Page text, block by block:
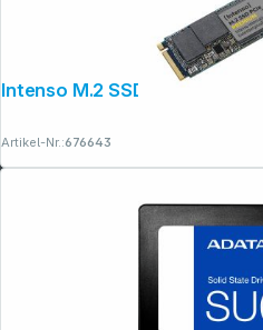
Artikel-Nr.:676643